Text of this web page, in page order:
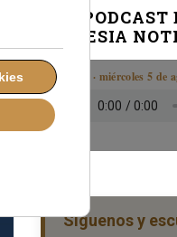
EL
IGLESIA
Boletín · miércoles 5 de
Síguenos y